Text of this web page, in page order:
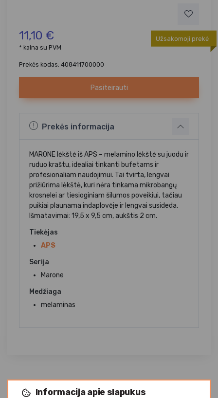
Informacija apie slapukus
11,10 €
Užsakomoji prekė
* kaina su PVM
Prekės kodas: 408411700000
Pasiteirauti
Prekės informacija
MARONE lėkštė iš APS – melamino lėkštė su juodu ir
ruduo kraštu, idealiai tinkanti bufetams ir
profesionaliam naudojimui. Tai tvirta, lengvai
prižiūrima lėkštė, kuri nėra tinkama mikrobangų
krosnelei ar tiesioginiam šilumos poveikiui, tačiau
puikiai plaunama indaplovėje ir lengvai susideda.
Išmatavimai: 19,5 x 9,5 cm, aukštis 2 cm.
Tiekėjas
APS
Serija
Marone
Medžiaga
melaminas